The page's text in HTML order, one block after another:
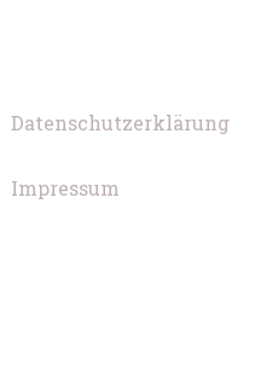
Datenschutzerklärung
Impressum